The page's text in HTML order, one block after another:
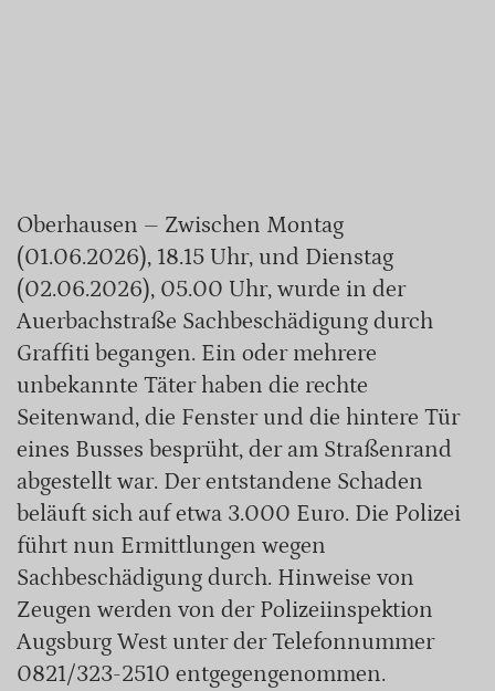
Oberhausen – Zwischen Montag
(01.06.2026), 18.15 Uhr, und Dienstag
(02.06.2026), 05.00 Uhr, wurde in der
Auerbachstraße Sachbeschädigung durch
Graffiti begangen. Ein oder mehrere
unbekannte Täter haben die rechte
Seitenwand, die Fenster und die hintere Tür
eines Busses besprüht, der am Straßenrand
abgestellt war. Der entstandene Schaden
beläuft sich auf etwa 3.000 Euro. Die Polizei
führt nun Ermittlungen wegen
Sachbeschädigung durch. Hinweise von
Zeugen werden von der Polizeiinspektion
Augsburg West unter der Telefonnummer
0821/323-2510 entgegengenommen.